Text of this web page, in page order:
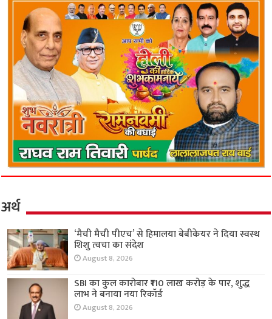
अर्थ
‘मैची मैची पीएच’ से हिमालया बेबीकेयर ने दिया स्वस्थ
शिशु त्वचा का संदेश
August 8, 2026
SBI का कुल कारोबार ₹110 लाख करोड़ के पार, शुद्ध
लाभ ने बनाया नया रिकॉर्ड
August 8, 2026